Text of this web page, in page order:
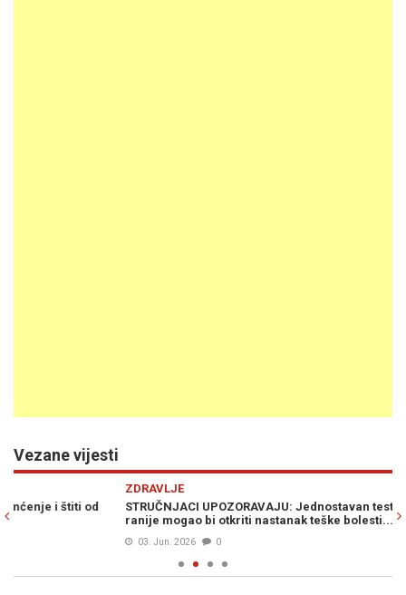
Vezane vijesti
STRUČNJACI UPOZORAVAJU: Jednostavan test desetljećima
ranije mogao bi otkriti nastanak teške bolesti...